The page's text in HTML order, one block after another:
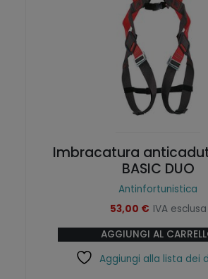
Imbracatura
BASIC DUO
Antinfortunistica
53,00 € IVA esclusa
AGGIUNGI AL
Aggiungi alla lista dei